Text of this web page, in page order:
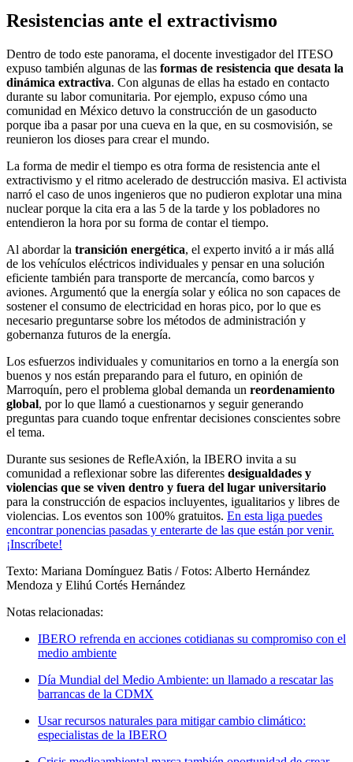
Resistencias ante el extractivismo
Dentro de todo este panorama, el docente investigador del ITESO
expuso también algunas de las formas de resistencia que desata la
dinámica extractiva. Con algunas de ellas ha estado en contacto
durante su labor comunitaria. Por ejemplo, expuso cómo una
comunidad en México detuvo la construcción de un gasoducto
porque iba a pasar por una cueva en la que, en su cosmovisión, se
reunieron los dioses para crear el mundo.
La forma de medir el tiempo es otra forma de resistencia ante el
extractivismo y el ritmo acelerado de destrucción masiva. El activista
narró el caso de unos ingenieros que no pudieron explotar una mina
nuclear porque la cita era a las 5 de la tarde y los pobladores no
entendieron la hora por su forma de contar el tiempo.
Al abordar la transición energética, el experto invitó a ir más allá
de los vehículos eléctricos individuales y pensar en una solución
eficiente también para transporte de mercancía, como barcos y
aviones. Argumentó que la energía solar y eólica no son capaces de
sostener el consumo de electricidad en horas pico, por lo que es
necesario preguntarse sobre los métodos de administración y
gobernanza futuros de la energía.
Los esfuerzos individuales y comunitarios en torno a la energía son
buenos y nos están preparando para el futuro, en opinión de
Marroquín, pero el problema global demanda un reordenamiento
global, por lo que llamó a cuestionarnos y seguir generando
preguntas para cuando toque enfrentar decisiones conscientes sobre
el tema.
Durante sus sesiones de RefleAxión, la IBERO invita a su
comunidad a reflexionar sobre las diferentes desigualdades y
violencias que se viven dentro y fuera del lugar universitario
para la construcción de espacios incluyentes, igualitarios y libres de
violencias. Los eventos son 100% gratuitos. En esta liga puedes
encontrar ponencias pasadas y enterarte de las que están por venir.
¡Inscríbete!
Texto: Mariana Domínguez Batis / Fotos: Alberto Hernández
Mendoza y Elihú Cortés Hernández
Notas relacionadas:
IBERO refrenda en acciones cotidianas su compromiso con el
medio ambiente
Día Mundial del Medio Ambiente: un llamado a rescatar las
barrancas de la CDMX
Usar recursos naturales para mitigar cambio climático:
especialistas de la IBERO